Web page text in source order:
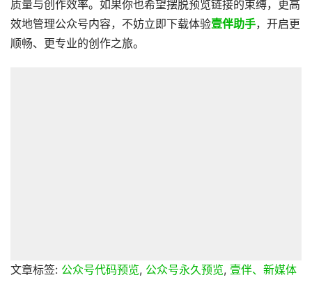
质量与创作效率。如果你也希望摆脱预览链接的束缚，更高
效地管理公众号内容，不妨立即下载体验壹伴助手，开启更
顺畅、更专业的创作之旅。
文章标签: 公众号代码预览, 公众号永久预览, 壹伴、新媒体